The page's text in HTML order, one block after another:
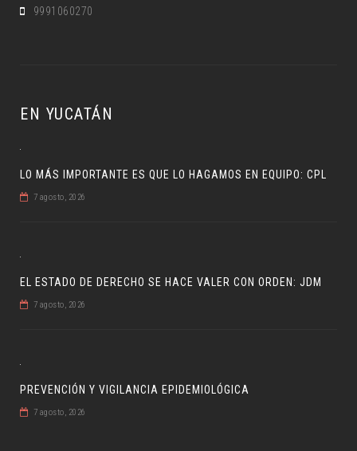
9991060270
EN YUCATÁN
LO MÁS IMPORTANTE ES QUE LO HAGAMOS EN EQUIPO: CPL
7 agosto, 2026
EL ESTADO DE DERECHO SE HACE VALER CON ORDEN: JDM
7 agosto, 2026
PREVENCIÓN Y VIGILANCIA EPIDEMIOLÓGICA
7 agosto, 2026